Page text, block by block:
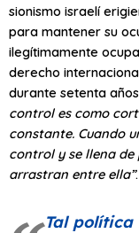
sionismo israelí
para mantener su
ilegítimamente
derecho
durante setenta
control es como
constante. Cuando
control y se llena de
arrastran entre ella”.
Tal política